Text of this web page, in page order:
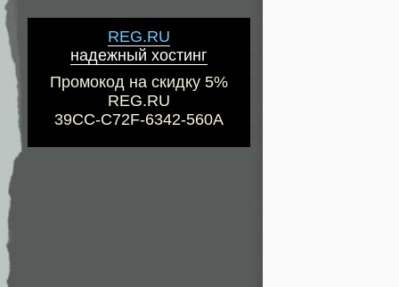
REG.RU
надежный хостинг
Промокод на скидку 5%
REG.RU
39CC-C72F-6342-560A